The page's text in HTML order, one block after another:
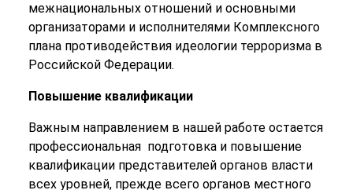
межнациональных отношений и основными
организаторами и исполнителями Комплексного
плана противодействия идеологии терроризма в
Российской Федерации.
Повышение квалификации
Важным направлением в нашей работе остается
профессиональная подготовка и повышение
квалификации представителей органов власти
всех уровней, прежде всего органов местного